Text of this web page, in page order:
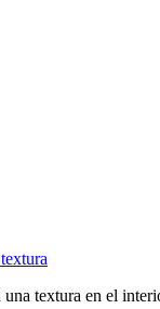
textura en el